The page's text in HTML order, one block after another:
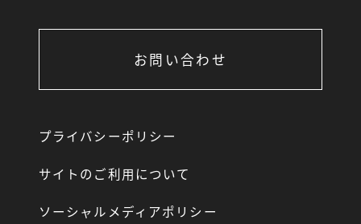
お問い合わせ
プライバシーポリシー
サイトのご利用について
ソーシャルメディアポリシー